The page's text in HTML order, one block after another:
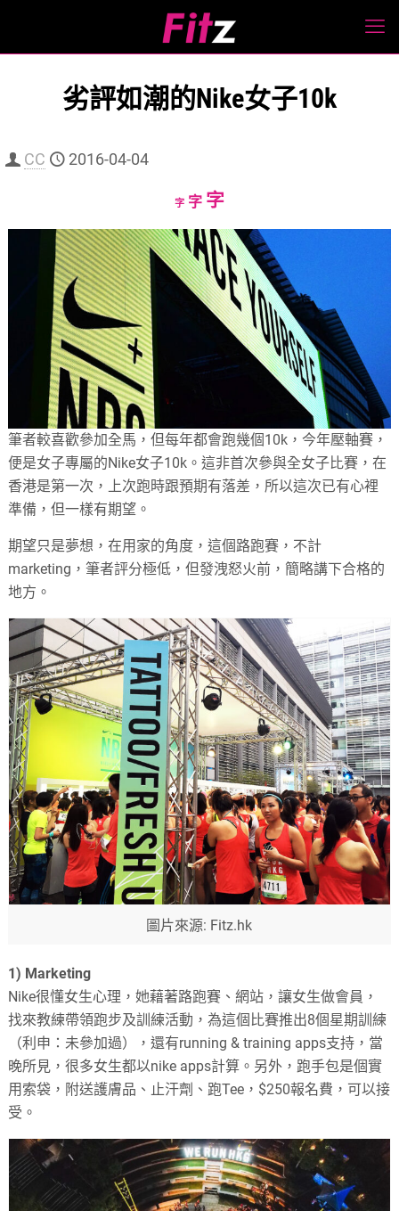
劣評如潮的Nike女子10k
CC 2016-04-04
字Decrease
size.
字Reset
size.
字Increase
size.
筆者較喜歡參加全馬，但每年都會跑幾個 10k ，今年壓軸賽，
便是女子專屬的Nike女子10k 。這非首次參與全女子比賽，在
香港是第一次，上次跑時跟預期有落差，所以這次已有心裡
準備，但一樣有期望。
期望只是夢想，在用家的角度，這個路跑賽，不計
marketing ，筆者評分極低，但發洩怒火前，簡略講下合格的
地方。
圖片來源: Fitz.hk
1) Marketing
Nike很懂女生心理，她藉著路跑賽、網站，讓女生做會員，
找來教練帶領跑步及訓練活動，為這個比賽推出8個星期訓練
（利申：未參加過），還有running & training apps支持，當
晚所見，很多女生都以nike apps計算。另外，跑手包是個實
用索袋，附送護膚品、止汗劑、跑Tee ， $250報名費，可以接
受。